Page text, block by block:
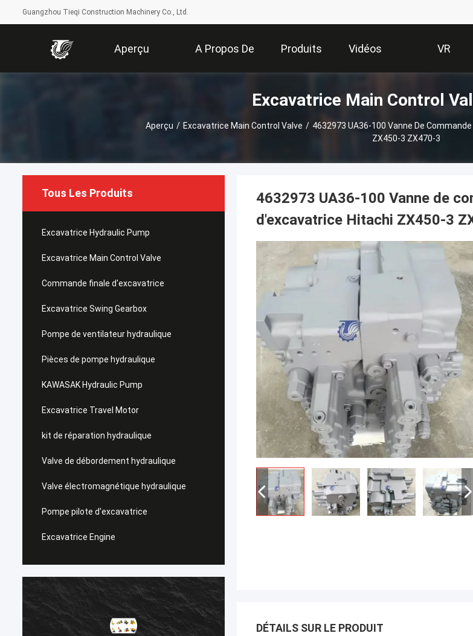
Guangzhou Tieqi Construction Machinery Co., Ltd.
Aperçu A Propos De
Nous
Produits Vidéos VR
Show
Excavatrice Main Control
Aperçu / Excavatrice Main Control Valve / 4632973 UA36-100 Vanne De
ZX450-3 ZX470-3
Tous Les Produits
Excavatrice Hydraulic Pump
Excavatrice Main Control Valve
Commande finale d'excavatrice
Excavatrice Swing Gearbox
Pompe de ventilateur hydraulique
Pièces de pompe hydraulique
KAWASAK Hydraulic Pump
Excavatrice Travel Motor
kit de réparation hydraulique
Valve de débordement hydraulique
Valve électromagnétique hydraulique
Pompe pilote d'excavatrice
Excavatrice Engine
4632973 UA36-100 Vanne de
d'excavatrice Hitachi ZX450-3
DÉTAILS SUR LE PRODUIT